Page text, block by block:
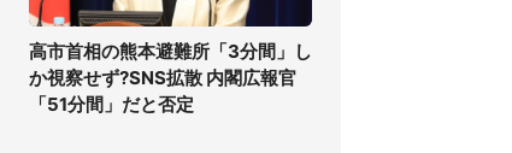
高市首相の熊本避難所「3分間」し
か視察せず?SNS拡散 内閣広報官
「51分間」だと否定